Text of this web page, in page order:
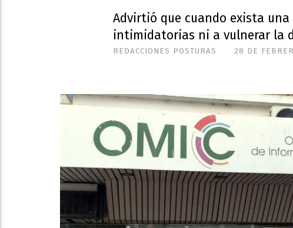
Advirtió que cuando exista
intimidatorias ni a vulnerar la
28 DE
REDACCIONES POSTURAS